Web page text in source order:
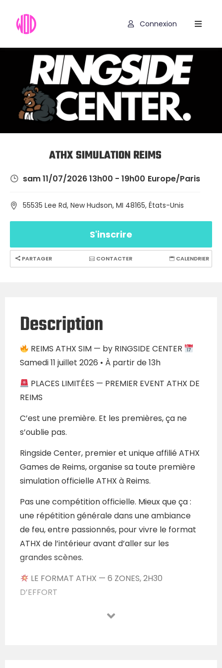
Programmes
Codes
Promo
Connexion
ATHX SIMULATION REIMS
sam 11/07/2026 13h00 - 19h00 Europe/Paris
55535 Lee Rd, New Hudson, MI 48165, États-Unis
S'inscrire
PARTAGER CONTACTER CALENDRIER
Description
REIMS ATHX SIM — by RINGSIDE CENTER
Samedi 11 juillet 2026 • À partir de 13h
PLACES LIMITÉES — PREMIER EVENT ATHX DE
REIMS
C’est une première. Et les premières, ça ne
s’oublie pas.
Ringside Center, premier et unique affilié ATHX
Games de Reims, organise sa toute première
simulation officielle ATHX à Reims.
Pas une compétition officielle. Mieux que ça :
une répétition générale dans une ambiance
de feu, entre passionnés, pour vivre le format
ATHX de l’intérieur avant d’aller sur les
grandes scènes.
LE FORMAT ATHX — 6 ZONES, 2H30
D’EFFORT
Warm Up Zone — activation complète